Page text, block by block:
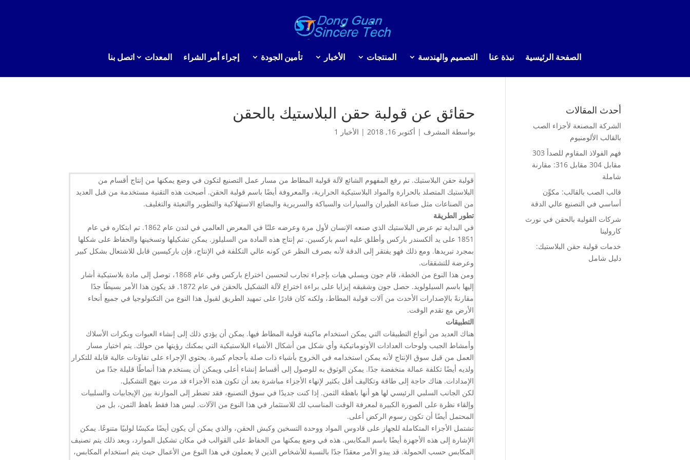
الصفحة الرئيسية نبذة عنا التصميم والهندسة المنتجات الأخبار تأمين الجودة إجراء أمر الشراء المعدات اتصل بنا
حقائق عن قولبة حقن البلاستيك بالحقن
بواسطة المشرف | أكتوبر 16, 2018 | الأخبار 1
قولبة حقن البلاستيك. تم رفع المفهوم الشائع لآلة قولبة المطاط من مسار عمل التصنيع لتكون في وضع يمكنها من إنتاج أقسام من
البلاستيك المتصلد بالحرارة والمواد البلاستيكية الحرارية، والمعروفة أيضًا باسم قولبة الحقن. أصبحت هذه التقنية مستخدمة من قبل العديد
من الصناعات مثل صناعة الطيران والسيارات والسباكة والسريرية والبضائع الاستهلاكية والتطوير والتعبئة والتغليف.
تطور الطريقة
في البداية تم عرض البلاستيك الذي صنعه الإنسان لأول مرة وعرضه علنًا في المعرض العالمي في لندن عام 1862. تم ابتكاره في عام
1851 على يد ألكسندر باركس وأطلق عليه اسم باركسين. تم إنتاج هذه المادة من السليلوز. يمكن تشكيلها وتسخينها والحفاظ على شكلها
بمجرد تبريدها. ومع ذلك فهو يفتقر إلى الدقة لأنه بصرف النظر عن كونه عالي التكلفة في الإنتاج، فإن باركيسين قابل للاشتعال بشكل كبير
وعرضة للتشققات.
ومن هذا النوع من الخطة، قام جون ويسلي هيات بإجراء تجارب لتحسين اختراع باركس وفي عام 1868، توصل إلى مادة بلاستيكية أشار
إليها باسم السيلولويد. حصل جون وشقيقه إيزايا على براءة اختراع لآلة التشكيل بالحقن في عام 1872. قد يكون هذا الأمر بسيطًا جدًا
مقارنةً بالإصدارات الأحدث من آلات قولبة المطاط، ولكنه كان قادرًا على تمهيد الطريق لقبول هذا النوع من التكنولوجيا في جميع أنحاء
الأرض مع تقدم الوقت.
التطبيقات
هناك العديد من أنواع التطبيقات التي يمكن استخدام ماكينة قولبة المطاط فيها. يمكن أن يؤدي ذلك إلى إنشاء العبوات وبكرات الأسلاك
وأمشاط الجيب ولوحات العدادات الأوتوماتيكية وأي شكل من أشكال الأشياء البلاستيكية التي يمكنك رؤيتها من حولك. يتم اختيار مسار
العمل من قبل سوق الإنتاج لأنه يمكن استخدامه في الخروج بأشياء ذات صلة بأحجام كبيرة. يحتوي الإجراء على تفاوتات عالية قابلة للتكرار
ولديه أيضًا تكلفة عمالة منخفضة جدًا. يمكن الوثوق به للوصول إلى أقساط إنشاء أعلى ويمكن أن يستخدم هذا أنماطًا قليلة جدًا من
الإمدادات. هناك حاجة إلى طاقة وتكاليف أقل بكثير لإنهاء الأجزاء مباشرة بعد أن تكون هذه الأجزاء قد مرت بنهج التشكيل.
لكن الجانب السلبي الرئيسي لها هو أنها باهظة الثمن. إذا كنت جديدًا في سوق التصنيع، فقد تضطر إلى الموازنة بين الإيجابيات والسلبيات
وإلقاء نظرة على الصورة الكبيرة لمعرفة الوقت المناسب لك للاستثمار في هذا النوع من الآلات. ليس هذا فقط باهظ الثمن، بل من
المحتمل أيضًا أن تكون رسوم الركض أعلى.
تشتمل الأجزاء المتكاملة للجهاز على قادوس المواد ووحدة التسخين وكبش الحقن، والذي يمكن أن يكون أيضًا مكبسًا لولبيًا متنوعًا. يمكن
الإشارة إلى هذه الأجهزة أيضًا باسم المكابس. هذه في وضع يمكنها من الحفاظ على القوالب في مكان تشكيل الموارد، وبعد ذلك يتم تصنيف
المكابس حسب الحمولة. قد يبدو الأمر معقدًا جدًا بالنسبة للأشخاص الذين لا يعملون في هذا النوع من الأعمال حيث يتم استخدام المكابس،
أحدث المقالات
الشركة المصنعة لأجزاء الصب
بالقالب الألومنيوم
فهم الفولاذ المقاوم للصدأ 303
مقابل 304 مقابل 316: مقارنة
شاملة
قالب الصب بالقالب: مكوِّن
أساسي في التصنيع عالي الدقة
شركات القولبة بالحقن في نورث
كارولينا
خدمات قولبة حقن البلاستيك:
دليل شامل